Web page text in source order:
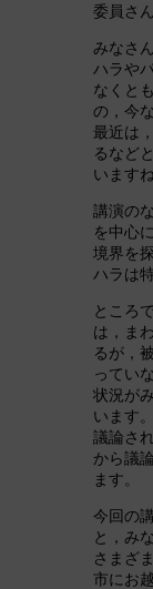
委員さ
みなさ
ハラや
なくと
の，今
最近は
るなど
いますね
講演の
を中心
境界を
ハラは
ところ
は，ま
るが，
ってい
状況が
います
議論さ
から議
ます。
今回の
と，み
さまざ
市にお